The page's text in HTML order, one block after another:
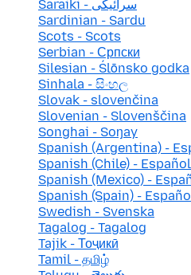
Saraiki - سرائیکی
Sardinian - Sardu
Scots - Scots
Serbian - Српски
Silesian - Ślōnsko godka
Sinhala - සිංහල
Slovak - slovenčina
Slovenian - Slovenščina
Songhai - Soŋay
Spanish (Argentina) -
Spanish (Chile) -
Spanish (Mexico) -
Spanish (Spain) -
Swedish - Svenska
Tagalog - Tagalog
Tajik - Тоҷикӣ
Tamil - தமிழ்